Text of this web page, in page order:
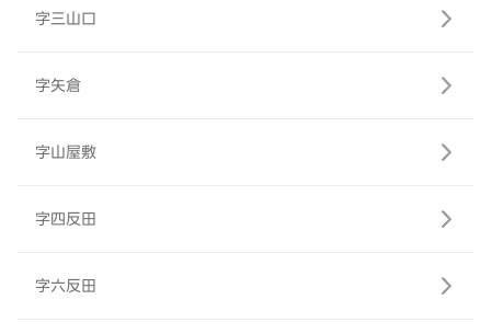
字三山口
字矢倉
字山屋敷
字四反田
字六反田